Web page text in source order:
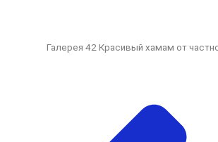
Галерея 42 Красивый хамам от